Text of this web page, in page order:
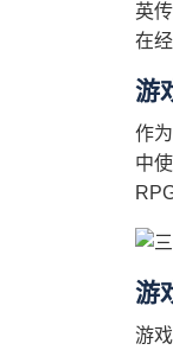
英
在
游
作
中
游
游